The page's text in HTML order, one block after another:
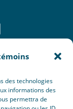
des technologies
informations des
permettra de